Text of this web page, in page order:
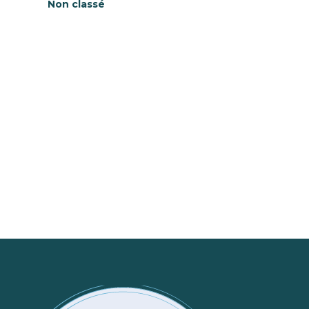
Non classé